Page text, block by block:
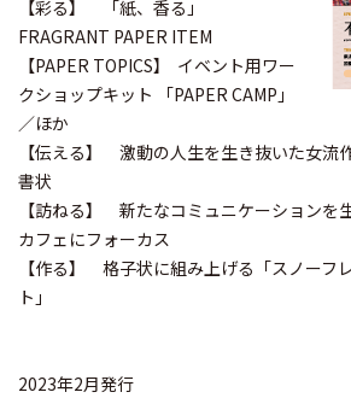
【彩る】 「紙、香る」
FRAGRANT PAPER ITEM
【PAPER TOPICS】 イベント用ワー
クショップキット 「PAPER CAMP」
／ほか
【伝える】 激動の人生を生き抜いた女流
書状
【訪ねる】 新たなコミュニケーションを
カフェにフォーカス
【作る】 格子状に組み上げる「スノーフ
ト」
2023年2月発行